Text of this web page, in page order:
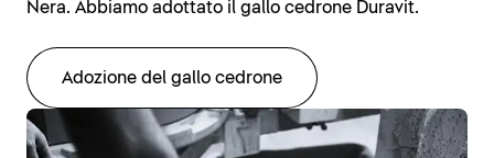
Nera. Abbiamo adottato il gallo cedrone Duravit.
Adozione del gallo cedrone